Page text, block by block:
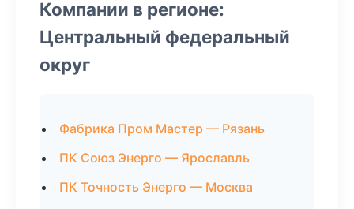
Компании в регионе:
Центральный федеральный
округ
Фабрика Пром Мастер — Рязань
ПК Союз Энерго — Ярославль
ПК Точность Энерго — Москва